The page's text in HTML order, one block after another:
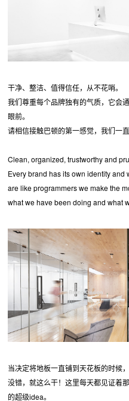
干净、整洁、值得信任，从不花哨。
我们尊重每个品牌独有的气质，它会
眼前。
请相信接触巴顿的第一感觉，我们一
Clean, organized, trustworthy and
Every brand has its own identity and
are like programmers we make the
what we have been doing and what
当决定将地板一直铺到天花板的时候
没错，就这么干！这里每天都见证着
的超级idea。